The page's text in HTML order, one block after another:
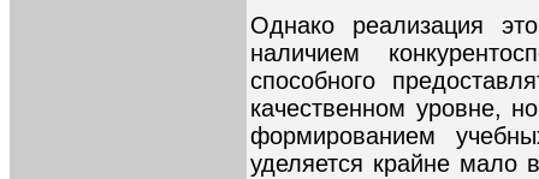
Однако реализация
наличием
способного
качественном уровне,
формированием
уделяется крайне мало